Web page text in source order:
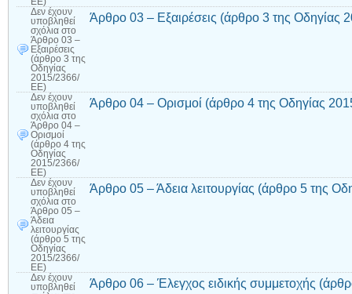
Δεν έχουν
υποβληθεί
σχόλια στο
Άρθρο 03 –
Εξαιρέσεις
(άρθρο 3 της
Οδηγίας
2015/2366/
ΕΕ)
Άρθρο 03 – Εξαιρέσεις (άρθρο 3 της Οδηγίας
Δεν έχουν
υποβληθεί
σχόλια στο
Άρθρο 04 –
Ορισμοί
(άρθρο 4 της
Οδηγίας
2015/2366/
ΕΕ)
Άρθρο 04 – Ορισμοί (άρθρο 4 της Οδηγίας
Δεν έχουν
υποβληθεί
σχόλια στο
Άρθρο 05 –
Άδεια
λειτουργίας
(άρθρο 5 της
Οδηγίας
2015/2366/
ΕΕ)
Άρθρο 05 – Άδεια λειτουργίας (άρθρο 5 της
Δεν έχουν
υποβληθεί
Άρθρο 06 – Έλεγχος ειδικής συμμετοχής